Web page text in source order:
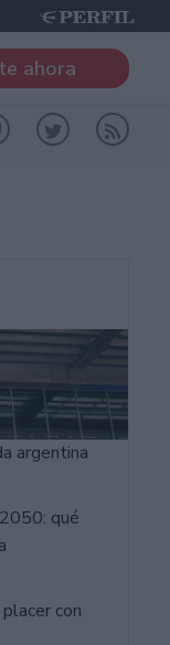
ahora
argentina
qué
con